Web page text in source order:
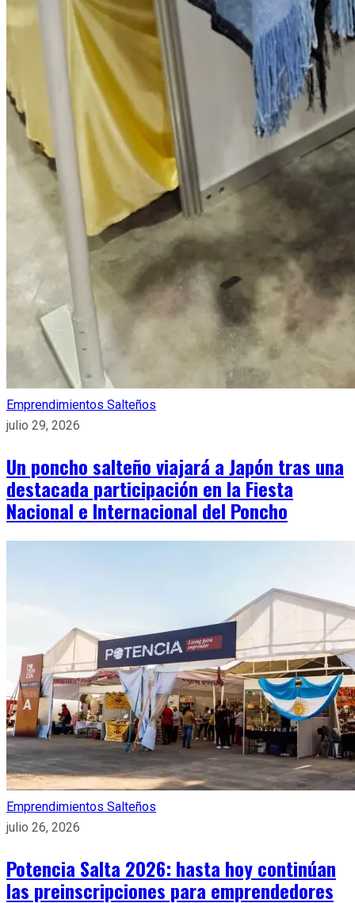
Emprendimientos Salteños
julio 29, 2026
Un poncho salteño viajará a Japón tras una
destacada participación en la Fiesta
Nacional e Internacional del Poncho
Emprendimientos Salteños
julio 26, 2026
Potencia Salta 2026: hasta hoy continúan
las preinscripciones para emprendedores